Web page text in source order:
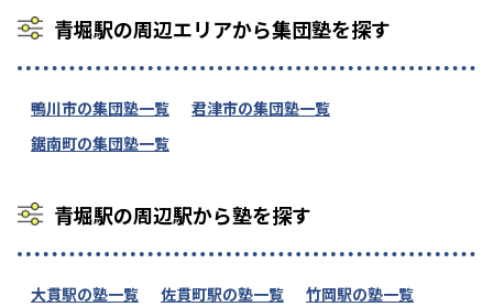
青堀駅の周辺エリアから集団塾を探す
鴨川市の集団塾一覧
君津市の集団塾一覧
鋸南町の集団塾一覧
青堀駅の周辺駅から塾を探す
大貫駅の塾一覧 佐貫町駅の塾一覧
竹岡駅の塾一覧